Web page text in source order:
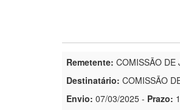
Remetente: COMISSÃO DE
Destinatário: COMISSÃO
Envio: 07/03/2025 - Prazo: